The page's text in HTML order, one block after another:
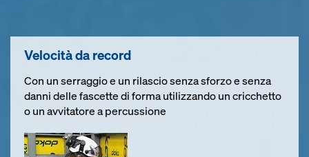
Velocità da record
Con un serraggio e un rilascio senza sforzo e senza
danni delle fascette di forma utilizzando un cricchetto
o un avvitatore a percussione